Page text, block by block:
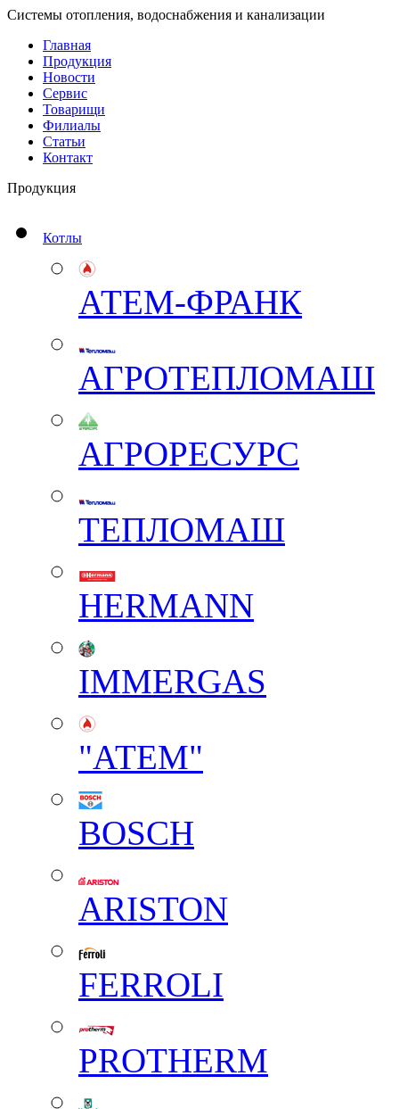
Системы отопления, водоснабжения и канализации
Главная
Продукция
Новости
Сервис
Товарищи
Филиалы
Статьи
Контакт
Продукция
Котлы
АТЕМ-ФРАНК
АГРОТЕПЛОМАШ
АГРОРЕСУРС
ТЕПЛОМАШ
HERMANN
IMMERGAS
"АТЕМ"
BOSCH
ARISTON
FERROLI
PROTHERM